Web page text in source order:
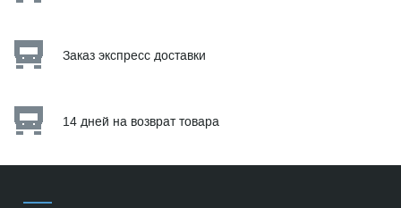
Заказ экспресс доставки
14 дней на возврат товара